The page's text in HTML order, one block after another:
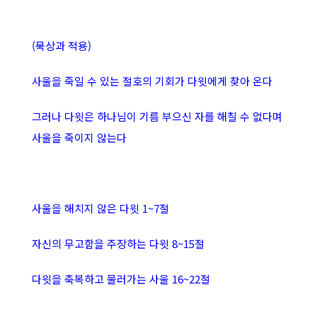
(묵상과 적용)
사울을 죽일 수 있는 절호의 기회가 다윗에게 찾아 온다
그러나 다윗은 하나님이 기름 부으신 자를 해칠 수 없다며
사울을 죽이지 않는다
사울을 해치지 않은 다윗 1~7절
자신의 무고함을 주장하는 다윗 8~15절
다윗을 축복하고 물러가는 사울 16~22절